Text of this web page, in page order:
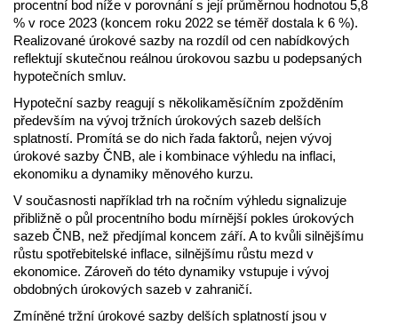
procentní bod níže v porovnání s její průměrnou hodnotou 5,8
% v roce 2023 (koncem roku 2022 se téměř dostala k 6 %).
Realizované úrokové sazby na rozdíl od cen nabídkových
reflektují skutečnou reálnou úrokovou sazbu u podepsaných
hypotečních smluv.
Hypoteční sazby reagují s několikaměsíčním zpožděním
především na vývoj tržních úrokových sazeb delších
splatností. Promítá se do nich řada faktorů, nejen vývoj
úrokové sazby ČNB, ale i kombinace výhledu na inflaci,
ekonomiku a dynamiky měnového kurzu.
V současnosti například trh na ročním výhledu signalizuje
přibližně o půl procentního bodu mírnější pokles úrokových
sazeb ČNB, než předjímal koncem září. A to kvůli silnějšímu
růstu spotřebitelské inflace, silnějšímu růstu mezd v
ekonomice. Zároveň do této dynamiky vstupuje i vývoj
obdobných úrokových sazeb v zahraničí.
Zmíněné tržní úrokové sazby delších splatností jsou v